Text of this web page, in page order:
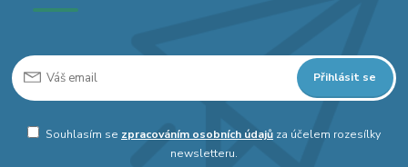
Přihlásit se
Souhlasím se zpracováním osobních údajůza účelem rozesílky
newsletteru.